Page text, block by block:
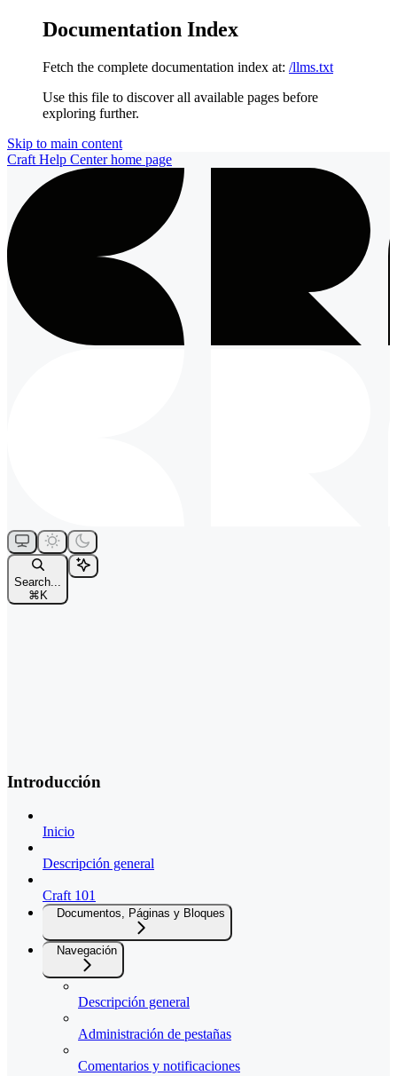
Documentation Index
Fetch the complete documentation index at: /llms.txt
Use this file to discover all available pages before
exploring further.
Skip to main content
Craft Help Centerhome page
Search...
⌘ K
Introducción
Inicio
Descripción general
Craft 101
Documentos, Páginas y Bloques
Navegación
Descripción general
Administración de pestañas
Comentarios y notificaciones